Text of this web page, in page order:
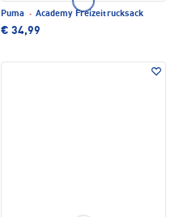
Puma · Academy Freizeitrucksack
€ 34,99